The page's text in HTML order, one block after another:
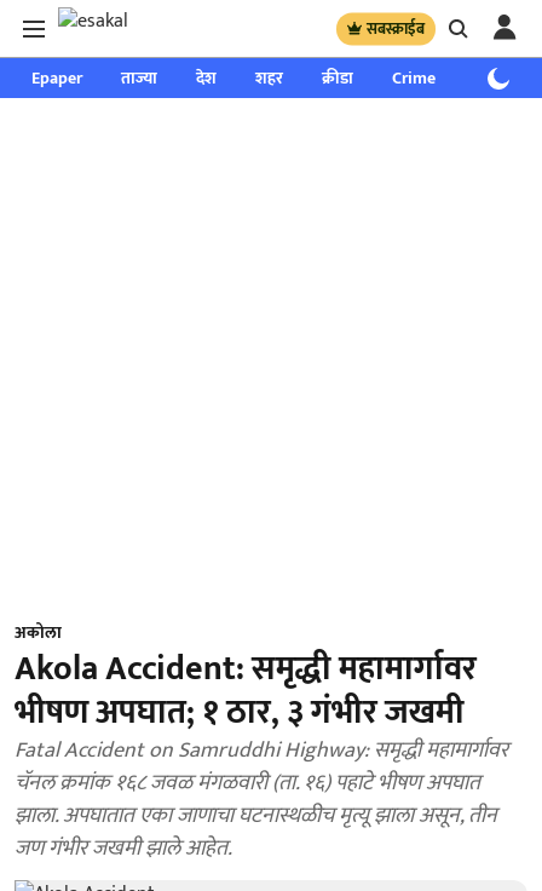
सबस्क्राईब
Epaper ताज्या देश शहर क्रीडा Crime साप्ताहिक
अकोला
Akola Accident: समृद्धी महामार्गावर
भीषण अपघात; १ ठार, ३ गंभीर जखमी
Fatal Accident on Samruddhi Highway: समृद्धी महामार्गावर
चॅनल क्रमांक १६८ जवळ मंगळवारी (ता. १६) पहाटे भीषण अपघात
झाला. अपघातात एका जाणाचा घटनास्थळीच मृत्यू झाला असून, तीन
जण गंभीर जखमी झाले आहेत.